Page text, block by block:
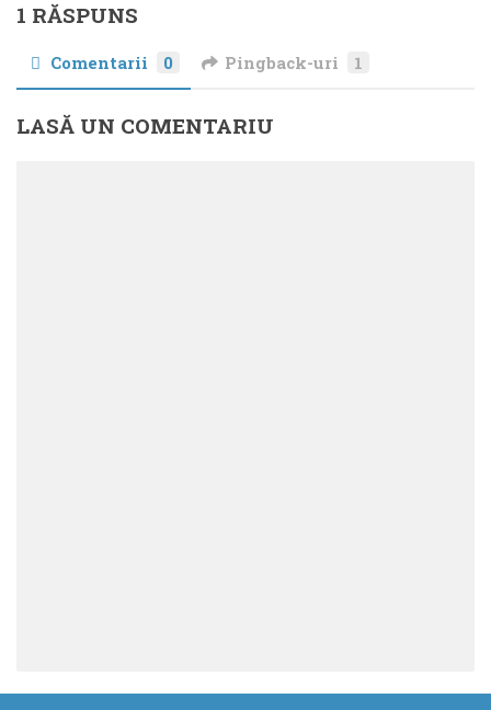
1 RĂSPUNS
Comentarii 0 Pingback-uri 1
LASĂ UN COMENTARIU